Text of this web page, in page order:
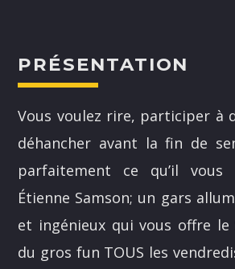
NOS ANIMATEURS
JUSTIN SAVOIE
SANDRINE LABELLE
DOMINICK BOUCHARD
PRÉSENTATION
Vous voulez rire, participer à
déhancher avant la fin de
parfaitement ce qu’il
Étienne Samson; un gars
et ingénieux qui vous offre le
du gros fun TOUS les